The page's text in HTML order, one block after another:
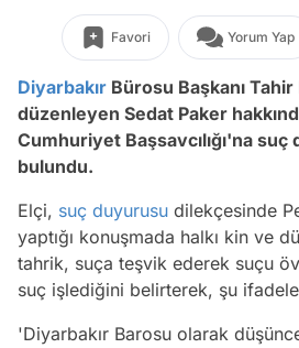
Favori Yorum Yap
Diyarbakır Bürosu Başkanı Tahir
düzenleyen Sedat Paker
Cumhuriyet Başsavcılığı'na
bulundu.
Elçi, suç duyurusu dilekçesinde
yaptığı konuşmada halkı kin ve
tahrik, suça teşvik ederek suçu
suç işlediğini belirterek, şu
'Diyarbakır Barosu olarak